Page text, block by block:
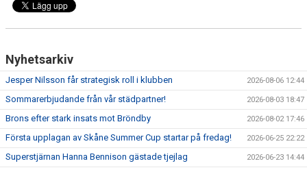
Nyhetsarkiv
Jesper Nilsson får strategisk roll i klubben 2026-08-06 12:44
Sommarerbjudande från vår städpartner! 2026-08-03 18:47
Brons efter stark insats mot Bröndby 2026-08-02 17:46
Första upplagan av Skåne Summer Cup startar på fredag! 2026-06-25 22:22
Superstjärnan Hanna Bennison gästade tjejlag 2026-06-23 14:44